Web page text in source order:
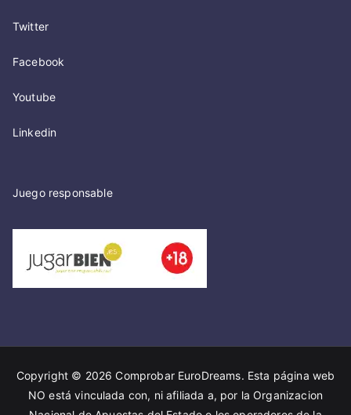
Twitter
Facebook
Youtube
Linkedin
Juego responsable
Copyright © 2026Comprobar EuroDreams. Esta página web
NO está vinculada con, ni afiliada a, por la Organizacion